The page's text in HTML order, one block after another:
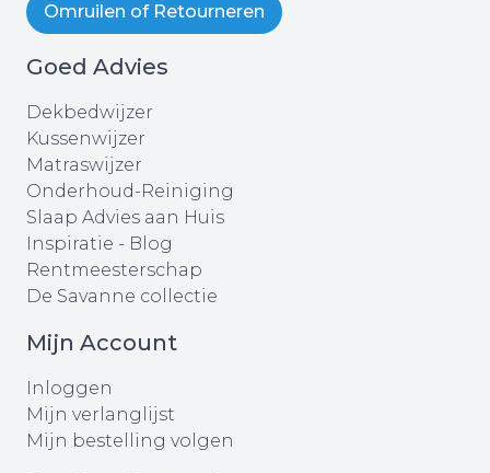
Omruilen of Retourneren
Goed Advies
Dekbedwijzer
Kussenwijzer
Matraswijzer
Onderhoud-Reiniging
Slaap Advies aan Huis
Inspiratie - Blog
Rentmeesterschap
De Savanne collectie
Mijn Account
Inloggen
Mijn verlanglijst
Mijn bestelling volgen